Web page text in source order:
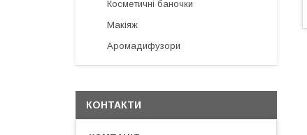
Косметичні баночки
Макіяж
Аромадифузори
КОНТАКТИ